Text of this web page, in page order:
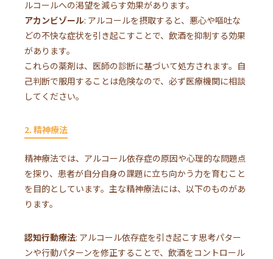
ルコールへの渇望を減らす効果があります。
アカンビゾール: アルコールを摂取すると、悪心や嘔吐な
どの不快な症状を引き起こすことで、飲酒を抑制する効果
があります。
これらの薬剤は、医師の診断に基づいて処方されます。自
己判断で服用することは危険なので、必ず医療機関に相談
してください。
2. 精神療法
精神療法では、アルコール依存症の原因や心理的な問題点
を探り、患者が自分自身の課題に立ち向かう力を育むこと
を目的としています。主な精神療法には、以下のものがあ
ります。
認知行動療法: アルコール依存症を引き起こす思考パター
ンや行動パターンを修正することで、飲酒をコントロール